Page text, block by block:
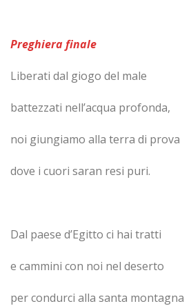
Preghiera finale
Liberati dal giogo del male
battezzati nell’acqua profonda,
noi giungiamo alla terra di prova
dove i cuori saran resi puri.
Dal paese d’Egitto ci hai tratti
e cammini con noi nel deserto
per condurci alla santa montagna